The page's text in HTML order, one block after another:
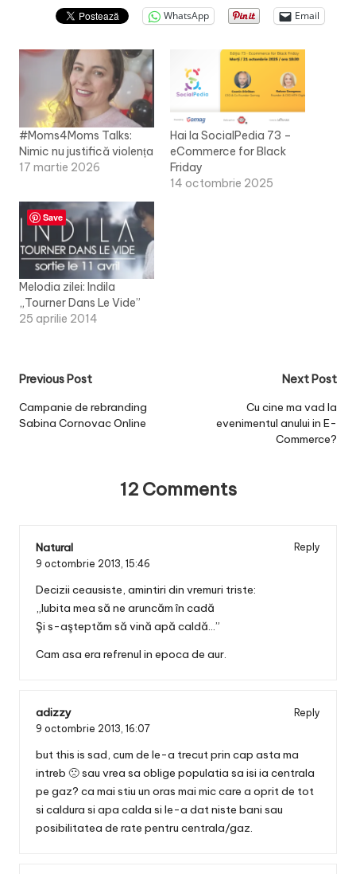
WhatsApp Email
#Moms4Moms Talks:
Nimic nu justifică violența
17 martie 2026
Hai la SocialPedia 73 –
eCommerce for Black
Friday
14 octombrie 2025
Melodia zilei: Indila
„Tourner Dans Le Vide”
25 aprilie 2014
Post
navigation
Previous Post
Campanie de rebranding
Sabina Cornovac Online
Next Post
Cu cine ma vad la
evenimentul anului in E-
Commerce?
12 Comments
Natural
Reply
9 octombrie 2013, 15:46
Decizii ceausiste, amintiri din vremuri triste:
„Iubita mea să ne aruncăm în cadă
Şi s-aşteptăm să vină apă caldă…”
Cam asa era refrenul in epoca de aur.
adizzy
Reply
9 octombrie 2013, 16:07
but this is sad, cum de le-a trecut prin cap asta ma
intreb 🙁 sau vrea sa oblige populatia sa isi ia centrala
pe gaz? ca mai stiu un oras mai mic care a oprit de tot
si caldura si apa calda si le-a dat niste bani sau
posibilitatea de rate pentru centrala/gaz.
Save